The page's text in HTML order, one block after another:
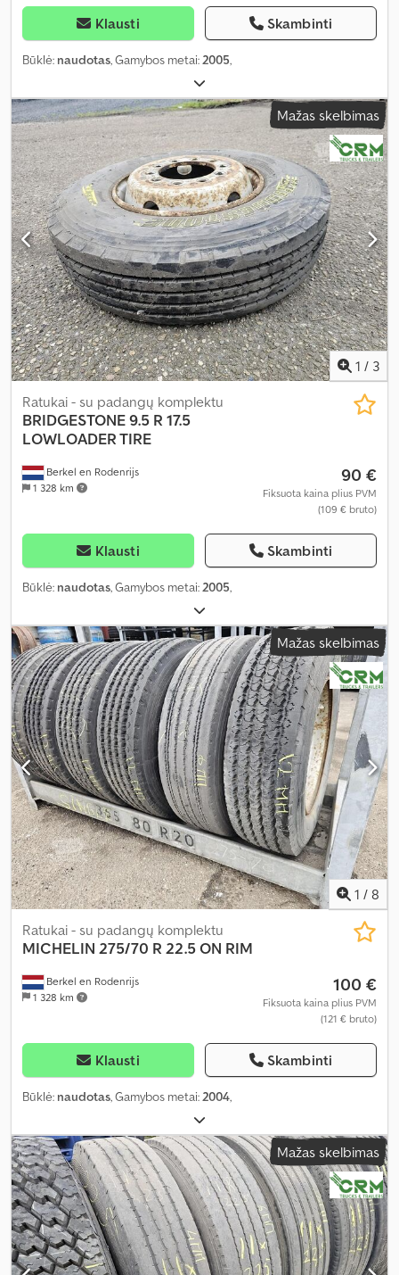
Klausti Skambinti
Būklė: naudotas, Gamybos metai: 2005,
Mažas skelbimas
1 / 3
Berkel en Rodenrijs
1 328 km
Ratukai - su padangų komplektu
BRIDGESTONE9.5 R 17.5
LOWLOADER TIRE
90 €
Fiksuota kaina plius PVM
(109 € bruto)
Klausti Skambinti
Būklė: naudotas, Gamybos metai:2005,
Mažas skelbimas
1 / 8
Berkel en Rodenrijs
1 328 km
Ratukai - su padangų komplektu
MICHELIN 275/70 R 22.5 ON RIM
100 €
Fiksuota kaina plius PVM
(121 € bruto)
Klausti Skambinti
Būklė: naudotas, Gamybos metai: 2004,
Mažas skelbimas